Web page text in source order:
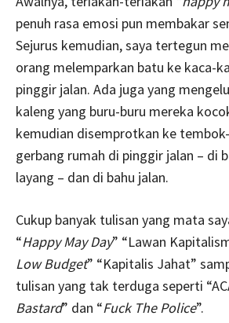
penuh rasa emosi pun membakar
Sejurus kemudian, saya tertegun
orang melemparkan batu ke kaca-
pinggir jalan. Ada juga yang
kaleng yang buru-buru mereka
kemudian disemprotkan ke
gerbang rumah di pinggir jalan – di
layang – dan di bahu jalan.
Cukup banyak tulisan yang mata
“Happy May Day” “Lawan
Low Budget” “Kapitalis Jahat”
tulisan yang tak terduga seperti
Bastard” dan “Fuck The Police”.